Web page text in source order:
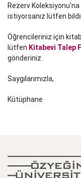
Rezerv
istiyorsanız lütfen
Öğrencileriniz için
lütfen Kitabevi Talep
gönderiniz.
Saygılarımızla,
Kütüphane